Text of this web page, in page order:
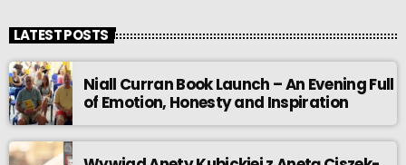
LATEST POSTS
Niall Curran Book Launch – An Evening Full
of Emotion, Honesty and Inspiration